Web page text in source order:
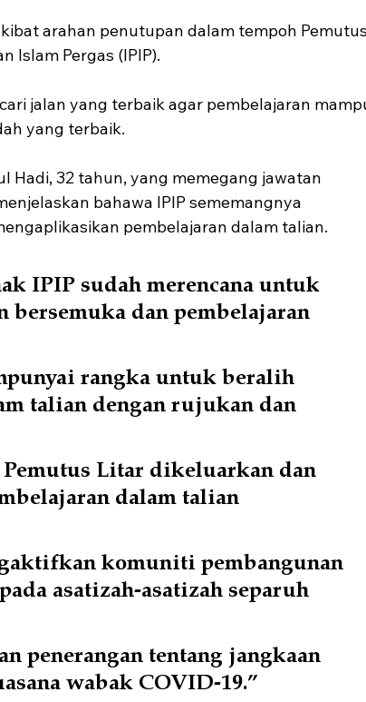
arahan penutupan dalam tempoh
Islam Pergas (IPIP).
jalan yang terbaik agar pembelajaran
yang terbaik.
Hadi, 32 tahun, yang memegang jawatan
bahawa IPIP sememangnya
pembelajaran dalam talian.
IPIP sudah merencana untuk
bersemuka dan pembelajaran
rangka untuk beralih
talian dengan rujukan dan
Litar dikeluarkan dan
dalam talian
komuniti pembangunan
asatizah-asatizah separuh
penerangan tentang jangkaan
wabak COVID-19.”